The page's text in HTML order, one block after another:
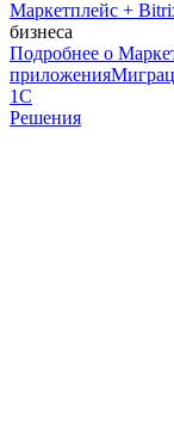
Маркетплейс +
бизнеса
Подробнее о
приложения
1С
Решения